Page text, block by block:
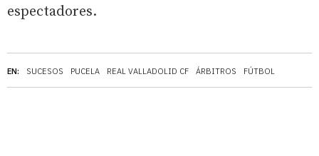
EN: SUCESOS PUCELA REAL VALLADOLID CF ÁRBITROS FÚTBOL
espectadores.